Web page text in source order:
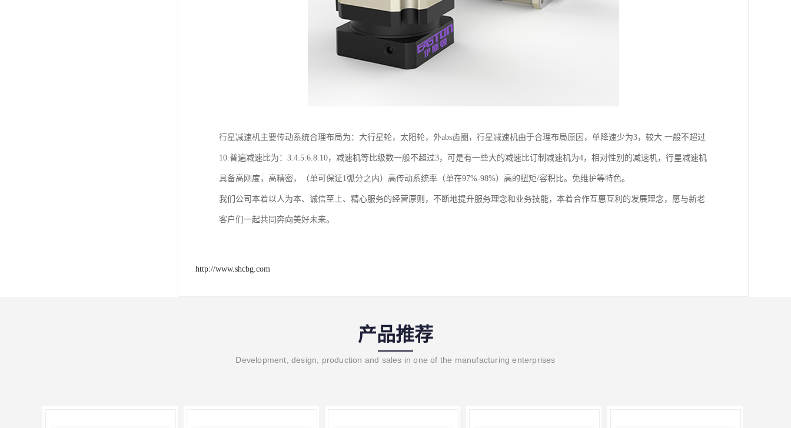
行星减速机主要传动系统合理布局为：大行星轮，太阳轮，外abs齿圈，行星减速机由于合理布局原因，单降速少为3，较大 一般不超过
10.普遍减速比为：3.4.5.6.8.10，减速机等比级数一般不超过3，可是有一些大的减速比订制减速机为4，相对性别的减速机，行星减速机
具备高刚度，高精密，（单可保证1弧分之内）高传动系统率（单在97%-98%）高的扭矩/容积比。免维护等特色。
我们公司本着以人为本、诚信至上、精心服务的经营原则，不断地提升服务理念和业务技能，本着合作互惠互利的发展理念，愿与新老
客户们一起共同奔向美好未来。
http://www.shcbg.com
产品推荐
Development, design, production and sales in one of the manufacturing enterprises